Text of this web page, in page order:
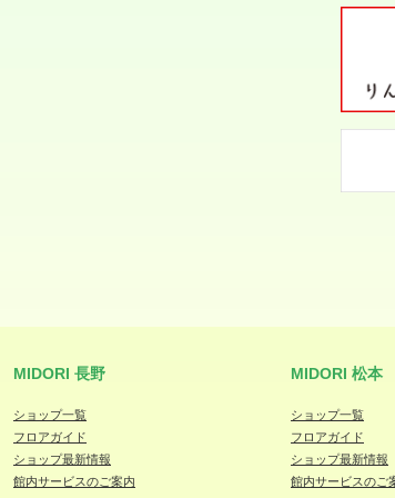
MIDORI 長野
ショップ一覧
フロアガイド
ショップ最新情報
館内サービスのご案内
MIDORI 松本
ショップ一覧
フロアガイド
ショップ最新情報
館内サービスのご